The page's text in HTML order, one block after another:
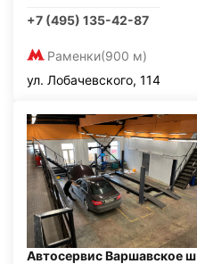
+7 (495) 135-42-87
Раменки(900 м)
ул. Лобачевского, 114
Автосервис Варшавское ш